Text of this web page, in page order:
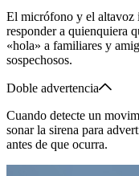
El micrófono y el altavoz
responder a quienquiera
«hola» a familiares y
sospechosos.
Doble advertencia
Cuando detecte un
sonar la sirena para
antes de que ocurra.